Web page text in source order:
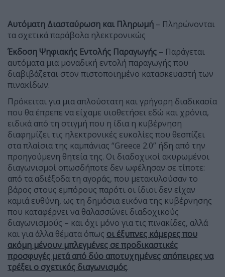
Αυτόματη Διασταύρωση και Πληρωμή – Πληρώνονται
τα σχετικά παράβολα ηλεκτρονικώς
Έκδοση Ψηφιακής Εντολής Παραγωγής – Παράγεται
αυτόματα μια μοναδική εντολή παραγωγής που
διαβιβάζεται στον πιστοποιημένο κατασκευαστή των
πινακίδων.
Πρόκειται για μια απλούστατη και γρήγορη διαδικασία
που θα έπρεπε να είχαμε υιοθετήσει εδώ και χρόνια,
ειδικά από τη στιγμή που η ίδια η κυβέρνηση
διαφημίζει τις ηλεκτρονικές ευκολίες που θεσπίζει
στα πλαίσια της καμπάνιας “Greece 2.0” ήδη από την
προηγούμενη θητεία της. Οι διαδοχικοί ακυρωμένοι
διαγωνισμοί οπωσδήποτε δεν ωφέλησαν σε τίποτε:
από τα αδιέξοδα τη αγοράς, που μετακυλούσαν το
βάρος στους εμπόρους παρότι οι ίδιοι δεν είχαν
καμιά ευθύνη, ως τη δημόσια εικόνα της κυβέρνησης
που καταφέρνει να θαλασσώνει διαδοχικούς
διαγωνισμούς – και όχι μόνο για τις πινακίδες, αλλά
και για άλλα θέματα όπως οι έξυπνες κάμερες που
ακόμη μένουν μπλεγμένες σε προδικαστικές
προσφυγές μετά από δύο αποτυχημένες απόπειρες να
τρέξει ο σχετικός διαγωνισμός.